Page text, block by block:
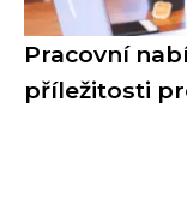
Pracovní
příležitosti